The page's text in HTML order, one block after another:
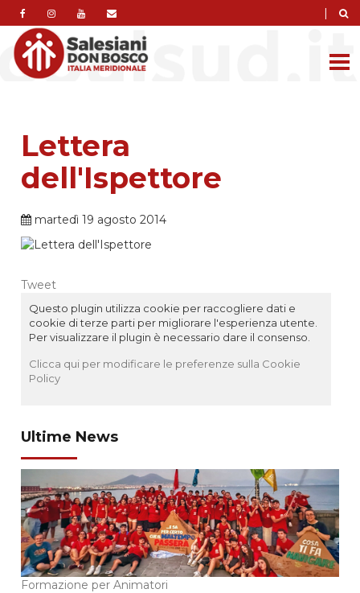
|
Lettera
dell'Ispettore
martedì 19 agosto 2014
Tweet
Questo plugin utilizza cookie per raccogliere dati e
cookie di terze parti per migliorare l'esperienza utente.
Per visualizzare il plugin è necessario dare il consenso.
Clicca qui per modificare le preferenze sulla Cookie
Policy
Ultime News
Formazione per Animatori